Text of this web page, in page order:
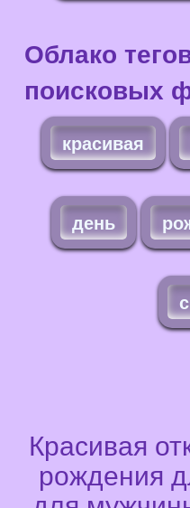
Облако
поисковых
красивая
день
Красивая
рождения